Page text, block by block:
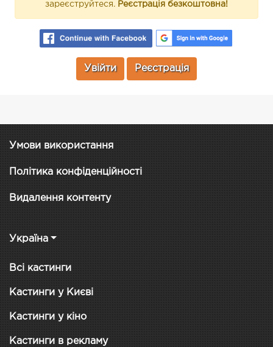
зареєструйтеся. Реєстрація безкоштовна!
Увійти Реєстрація
Умови використання
Політика конфіденційності
Видалення контенту
Україна
Всі кастинги
Кастинги у Києві
Кастинги у кіно
Кастинги в рекламу